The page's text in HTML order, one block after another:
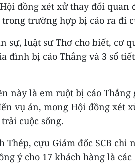
đồng xét xử thay đổi
trong trường hợp bị cáo ra đi
sự, luật sư Thơ cho biết, cơ
đình bị cáo Thắng và 3 sổ
này là em ruột bị cáo
vụ án, mong Hội đồng xét
cuộc sống.
Thép, cựu Giám đốc SCB chi
ý cho 17 khách hàng là các